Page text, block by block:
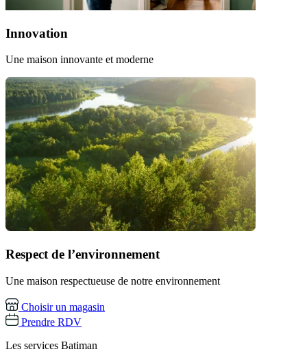
Innovation
Une maison innovante et moderne
Respect de l’environnement
Une maison respectueuse de notre environnement
Choisir un magasin
Prendre RDV
Les services Batiman